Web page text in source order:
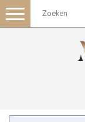
Toggle
navigation